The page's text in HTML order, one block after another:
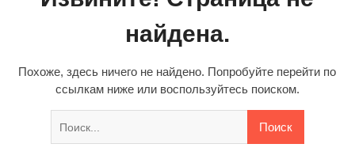
найдена.
Похоже, здесь ничего не найдено. Попробуйте перейти по
ссылкам ниже или воспользуйтесь поиском.